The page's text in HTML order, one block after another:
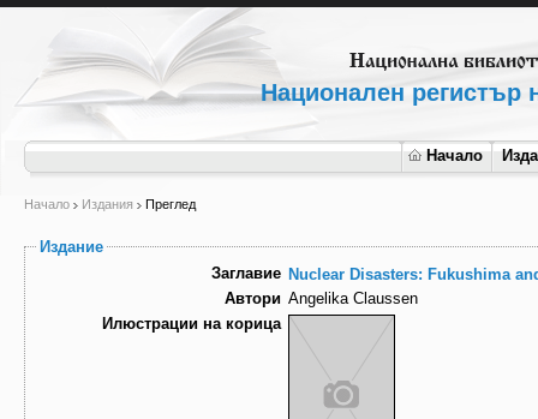
Национален регистър
Начало
Начало Издания Преглед
Издание
Заглавие Nuclear Disasters: Fukushima
Автори Angelika Claussen
Илюстрации на корица